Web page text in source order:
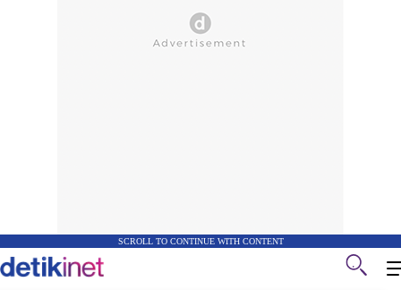
SCROLL TO CONTINUE WITH CONTENT